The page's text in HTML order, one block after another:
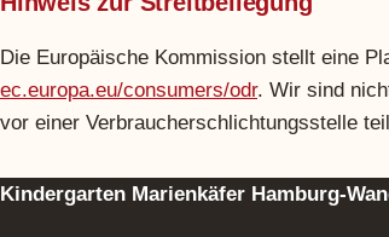
Die Europäische Kommission stellt eine
ec.europa.eu/consumers/odr. Wir sind
vor einer Verbraucherschlichtungsstelle
Kindergarten Marienkäfer Hamburg-